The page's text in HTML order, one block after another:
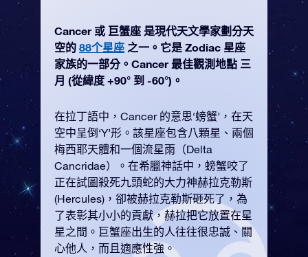
Cancer 或 巨蟹座 是現代天文學家劃分天
空的 88个星座 之一。它是 Zodiac 星座
家族的一部分。Cancer 最佳觀測地點 三
月 (從緯度 +90° 到 -60°)。
在拉丁語中，Cancer 的意思‘螃蟹’，在天
空中呈倒‘Y’形。該星座包含八顆星、兩個
梅西耶天體和一個流星雨（Delta
Cancridae）。在希臘神話中，螃蟹咬了
正在試圖殺死九頭蛇的大力神赫拉克勒斯
(Hercules)，卻被赫拉克勒斯砸死了，為
了表彰其小小的貢獻，赫拉把它放置在星
星之間。巨蟹座出生的人往往很忠誠、關
心他人，而且適應性強。